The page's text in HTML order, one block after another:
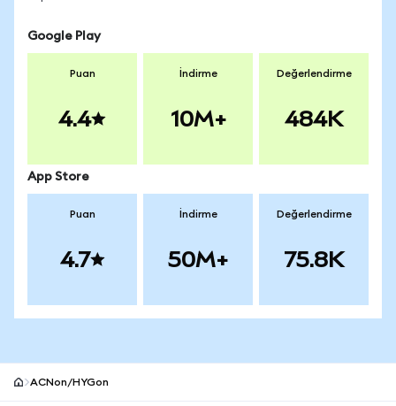
Google Play
Puan
4.4
İndirme
10M+
Değerlendirme
484K
App Store
Puan
4.7
İndirme
50M+
Değerlendirme
75.8K
ACNon/HYGon